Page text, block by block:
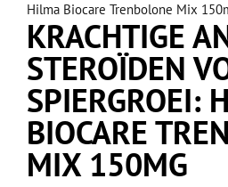
Hilma Biocare Trenbolone Mix
KRACHTIGE
STEROÏDEN
SPIERGROEI:
BIOCARE
MIX 150MG